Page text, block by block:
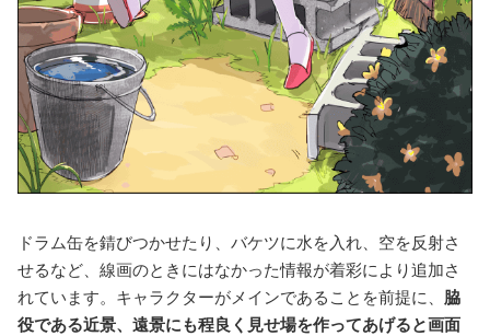
ドラム缶を錆びつかせたり、バケツに水を入れ、空を反射さ
せるなど、線画のときにはなかった情報が着彩により追加さ
れています。キャラクターがメインであることを前提に、 脇
役である近景、遠景にも程良く見せ場を作ってあげると画面